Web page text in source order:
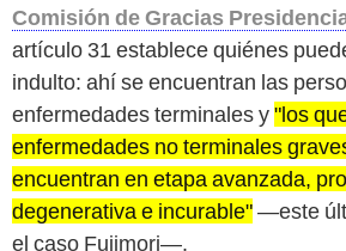
Comisión de Gracias
artículo 31 establece quiénes
indulto: ahí se encuentran las
enfermedades terminales y"los
enfermedades no terminales
encuentran en etapa avanzada,
degenerativa e incurable"—este
el caso Fujimori—.